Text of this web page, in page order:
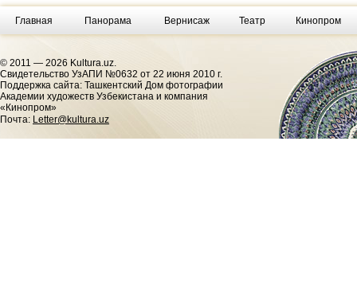
Главная Панорама Вернисаж Театр Кинопром
© 2011 — 2026 Kultura.uz.
Cвидетельство УзАПИ №0632 от 22 июня 2010 г.
Поддержка сайта: Ташкентский Дом фотографии
Академии художеств Узбекистана и компания
«Кинопром»
Почта: Letter@kultura.uz